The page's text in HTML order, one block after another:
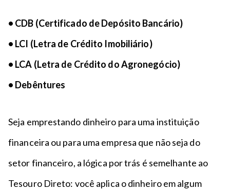
• CDB (Certificado de Depósito Bancário)
• LCI (Letra de Crédito Imobiliário)
• LCA (Letra de Crédito do Agronegócio)
• Debêntures
Seja emprestando dinheiro para uma instituição
financeira ou para uma empresa que não seja do
setor financeiro, a lógica por trás é semelhante ao
Tesouro Direto: você aplica o dinheiro em algum